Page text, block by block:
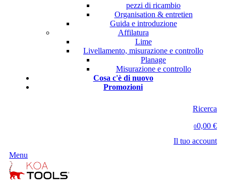
pezzi di ricambio
Organisation & entretien
Guida e introduzione
Affilatura
Lime
Livellamento, misurazione e controllo
Planage
Misurazione e controllo
Cosa c'è di nuovo
Promozioni
Ricerca
00,00 €
Il tuo account
Menu